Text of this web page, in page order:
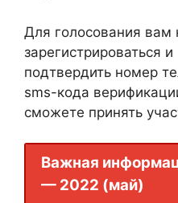
Для голосования вам
зарегистрироваться и
подтвердить номер
sms-кода
сможете принять
Важная
— 2022 (май)